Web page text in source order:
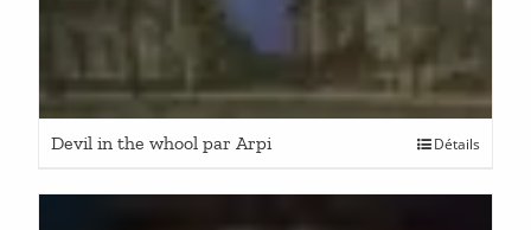
Devil in the whool par Arpi Détails